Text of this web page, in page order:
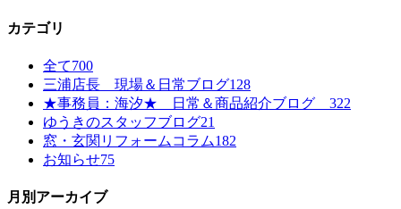
カテゴリ
全て700
三浦店長 現場＆日常ブログ128
★事務員：海汐★ 日常＆商品紹介ブログ 322
ゆうきのスタッフブログ21
窓・玄関リフォームコラム182
お知らせ75
月別アーカイブ